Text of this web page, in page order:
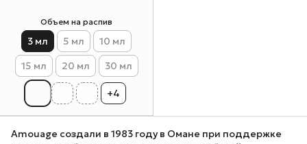
Объем на распив
3 мл 5 мл
10 мл
15 мл
20 мл 30 мл
+4
Amouage создали в 1983 году в Омане при поддержке